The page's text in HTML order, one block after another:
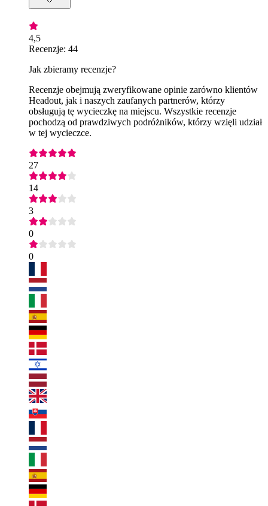
4,5
Recenzje: 44
Jak zbieramy recenzje?
Recenzje obejmują zweryfikowane opinie zarówno klientów
Headout, jak i naszych zaufanych partnerów, którzy
obsługują tę wycieczkę na miejscu. Wszystkie recenzje
pochodzą od prawdziwych podróżników, którzy wzięli udział
w tej wycieczce.
27
14
3
0
0